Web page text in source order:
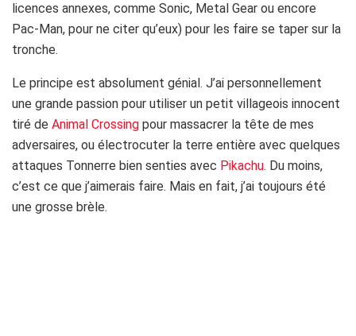
licences annexes, comme Sonic, Metal Gear ou encore
Pac-Man, pour ne citer qu’eux) pour les faire se taper sur la
tronche.
Le principe est absolument génial. J’ai personnellement
une grande passion pour utiliser un petit villageois innocent
tiré de Animal Crossing pour massacrer la tête de mes
adversaires, ou électrocuter la terre entière avec quelques
attaques Tonnerre bien senties avec Pikachu. Du moins,
c’est ce que j’aimerais faire. Mais en fait, j’ai toujours été
une grosse brèle.